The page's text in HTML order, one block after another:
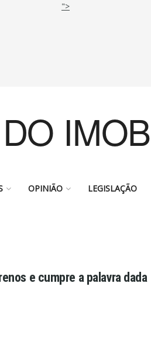
">
OPINIÃO LEGISLAÇÃO
e cumpre a palavra dada